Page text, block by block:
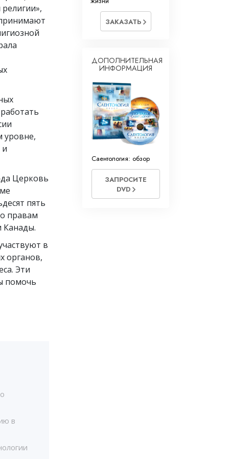
уровне,
Церковь
пять
правам
Канады.
в
органов,
Эти
помочь
в
ЗАКАЗАТЬ
ДОПОЛНИТЕЛЬНАЯ
ИНФОРМАЦИЯ
Саентология: обзор
ЗАПРОСИТЕ
DVD